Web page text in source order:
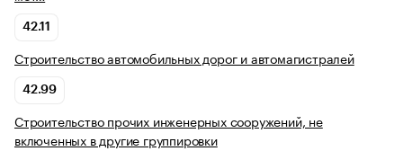
42.11
Строительство автомобильных дорог и автомагистралей
42.99
Строительство прочих инженерных сооружений, не
включенных в другие группировки